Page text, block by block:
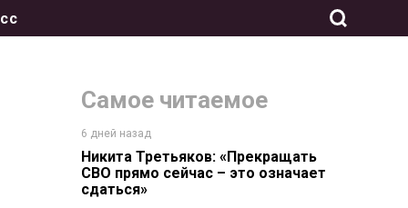
Самое читаемое
6 дней назад
Никита Третьяков: «Прекращать
СВО прямо сейчас – это означает
сдаться»